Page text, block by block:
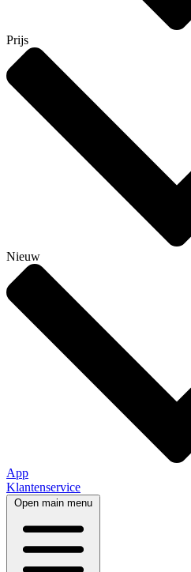
Prijs
Nieuw
App
Klantenservice
Open main menu